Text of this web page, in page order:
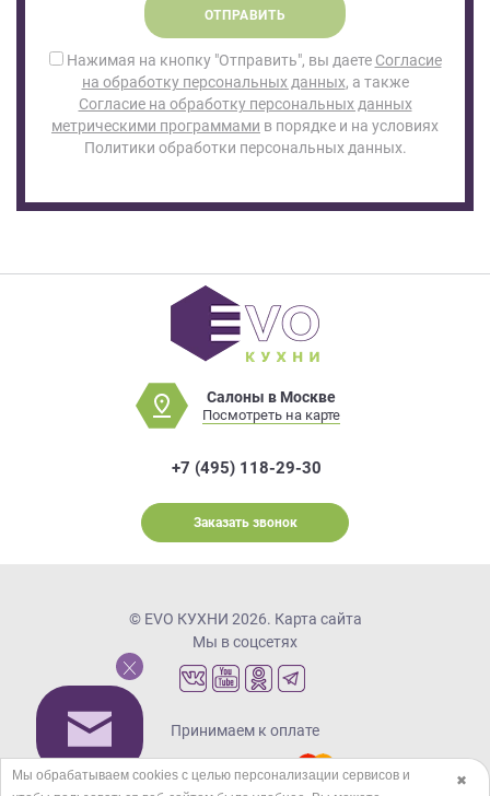
ОТПРАВИТЬ
Нажимая на кнопку "Отправить", вы даете Согласие
на обработку персональных данных, а также
Согласие на обработку персональных данных
метрическими программами в порядке и на условиях
Политики обработки персональных данных.
Салоны в Москве
Посмотреть на карте
+7 (495) 118-29-30
Заказать звонок
© EVO КУХНИ 2026. Карта сайта
Мы в соцсетях
Принимаем к оплате
✖
Мы обрабатываем cookies с целью персонализации сервисов и